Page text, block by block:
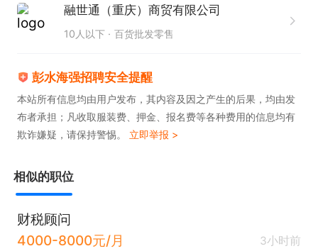
2. 能够坚守岗位，对工作保持高度的专注与敬业。
3. 拥有积极向上的生活态度，能以饱满热情投入工
4. 有相关从业经验者优先考虑。
5. 熟练掌握商品销售及服务相关技能。
6. 具备良好的沟通能力与团队协作精神，能与同事默
契配合。
融世通（重庆）商贸有限公司
10人以下 百货批发零售
彭水海强招聘安全提醒
本站所有信息均由用户发布，其内容及因之产生的后果，均由发
布者承担；凡收取服装费、押金、报名费等各种费用的信息均有
欺诈嫌疑，请保持警惕。 立即举报 >
相似的职位
财税顾问
4000-8000元/月
3小时前